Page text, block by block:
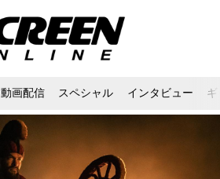
動画配信 スペシャル インタビュー